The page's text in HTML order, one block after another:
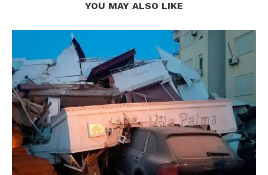
YOU MAY ALSO LIKE